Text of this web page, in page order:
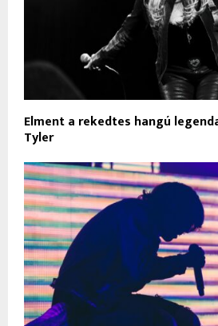
Elment a rekedtes hangú
Tyler